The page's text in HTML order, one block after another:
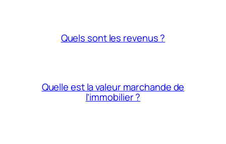
Quels sont les revenus ?
Quelle est la valeur marchande de
l’immobilier ?